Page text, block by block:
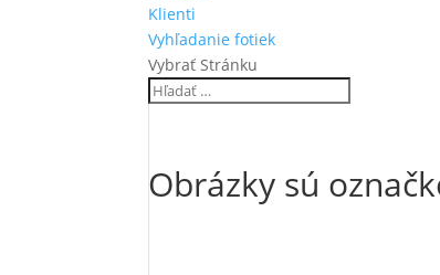
Klienti
Vyhľadanie fotiek
Vybrať Stránku
Obrázky sú